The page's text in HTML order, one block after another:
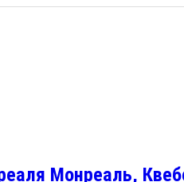
Монреаль,